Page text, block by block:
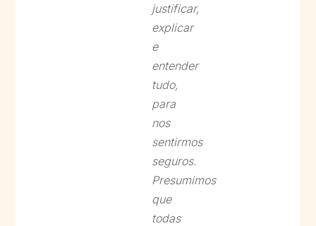
justificar,
explicar
e
entender
tudo,
para
nos
sentirmos
seguros.
Presumimos
que
todas